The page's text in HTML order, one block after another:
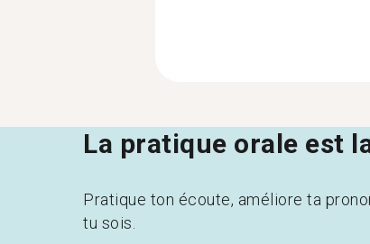
La pratique orale est
Pratique ton écoute, améliore ta
tu sois.